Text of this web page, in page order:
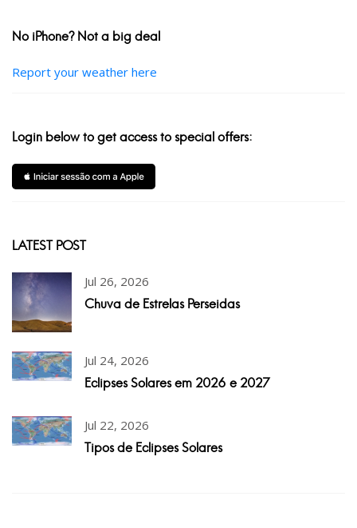
No iPhone? Not a big deal
Report your weather here
Login below to get access to special offers:
LATEST POST
Jul 26, 2026
Chuva de Estrelas Perseidas
Jul 24, 2026
Eclipses Solares em 2026 e 2027
Jul 22, 2026
Tipos de Eclipses Solares